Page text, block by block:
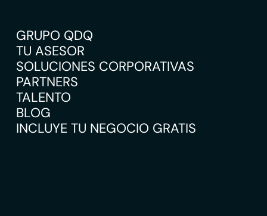
GRUPO QDQ
TU ASESOR
SOLUCIONES CORPORATIVAS
PARTNERS
TALENTO
BLOG
INCLUYE TU NEGOCIO GRATIS